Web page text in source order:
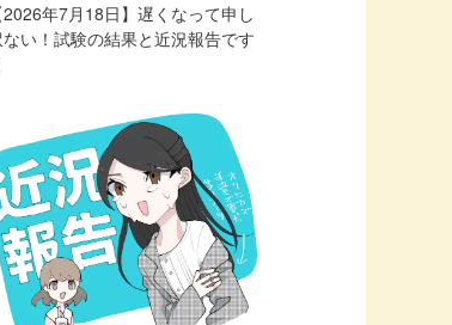
2026年7月18日】遅くなって申し
い！試験の結果と近況報告です